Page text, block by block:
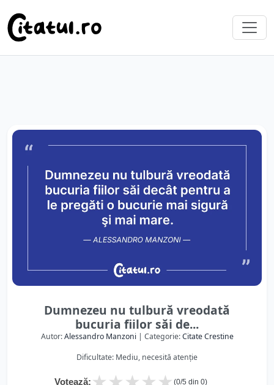
Dumnezeu nu tulbură vreodată
bucuria fiilor săi de...
Autor:Alessandro Manzoni| Categorie:Citate Crestine
Dificultate: Mediu, necesită atenție
Votează: (0/5 din 0)